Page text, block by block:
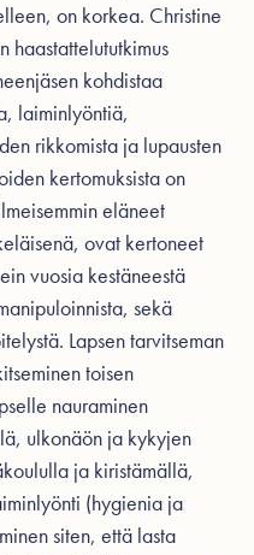
on korkea. Christine
haastattelututkimus
kohdistaa
laiminlyöntiä,
rikkomista ja lupausten
kertomuksista on
eläneet
ovat kertoneet
vuosia kestäneestä
sekä
Lapsen tarvitseman
toisen
nauraminen
ulkonäön ja kykyjen
ja kiristämällä,
(hygienia ja
siten, että lasta